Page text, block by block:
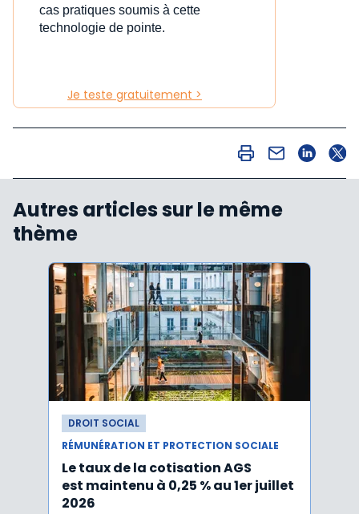
cas pratiques soumis à cette
technologie de pointe.
Je teste gratuitement >
Autres articles sur le même
thème
DROIT SOCIAL
RÉMUNÉRATION ET PROTECTION SOCIALE
Le taux de la cotisation AGS
est maintenu à 0,25 % au 1er juillet
2026